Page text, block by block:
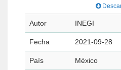
Autor INEGI
Fecha 2021-09-28
País México